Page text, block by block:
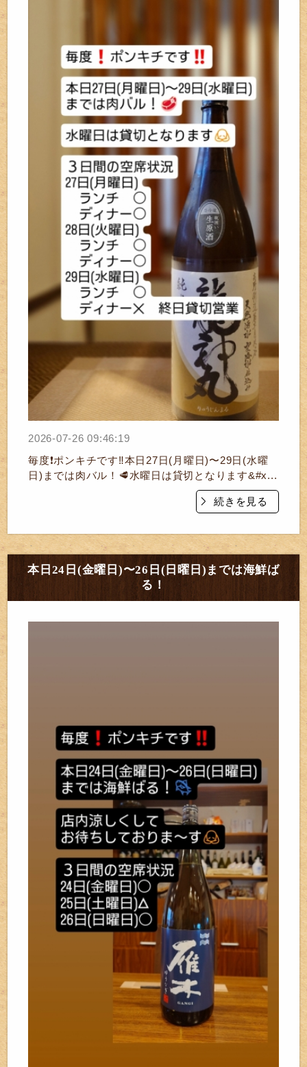
2026-07-26 09:46:19
毎度❗ポンキチです‼️本日27日(月曜日)〜29日(水曜
日)までは肉バル！🥩水曜日は貸切となります&#x...
続きを見る
本日24日(金曜日)〜26日(日曜日)までは海鮮ば
る！